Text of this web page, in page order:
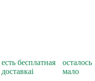
есть бесплатная
доставкаi
осталось
мало